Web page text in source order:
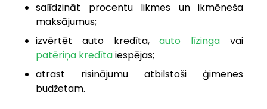
salīdzināt procentu likmes un ikmēneša
maksājumus;
izvērtēt auto kredīta,auto līzinga vai
patēriņa kredītaiespējas;
atrast risinājumu atbilstoši ģimenes
budžetam.